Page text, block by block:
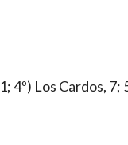
4º) Los Cardos,